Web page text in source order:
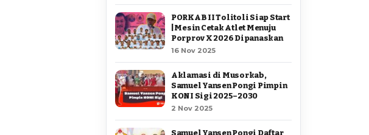
PORKAB II Tolitoli Siap Start
| Mesin Cetak Atlet Menuju
Porprov X 2026 Dipanaskan
16 Nov 2025
Aklamasi di Musorkab,
Samuel Yansen Pongi Pimpin
KONI Sigi 2025–2030
2 Nov 2025
Samuel Yansen Pongi Daftar